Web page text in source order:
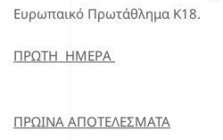
Ευρωπαικό Πρωτάθλημα Κ18.
ΠΡΩΤΗ ΗΜΕΡΑ
ΠΡΩΙΝΑ ΑΠΟΤΕΛΕΣΜΑΤΑ